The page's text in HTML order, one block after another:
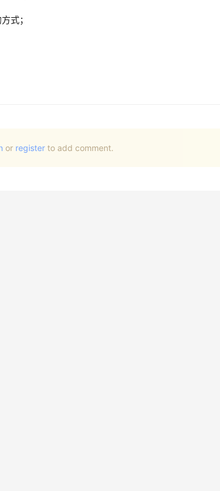
式；
or registerto add comment.